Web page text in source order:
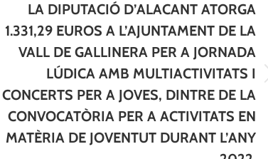
post:
LA DIPUTACIÓ D’ALACANT ATORGA
1.331,29 EUROS A L’AJUNTAMENT DE LA
VALL DE GALLINERA PER A JORNADA
LÚDICA AMB MULTIACTIVITATS I
CONCERTS PER A JOVES, DINTRE DE LA
CONVOCATÒRIA PER A ACTIVITATS EN
MATÈRIA DE JOVENTUT DURANT L’ANY